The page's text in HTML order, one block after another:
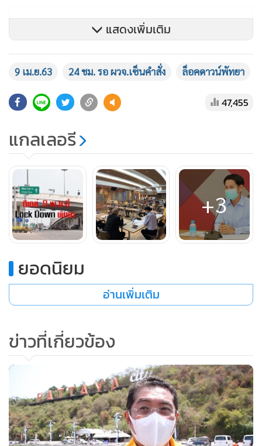
และยังมีมติกำหนดให้ปิดทางเข้า-ออก ตั้งแต่บริเวณแยกกระทิง
และไปกลับรถเพื่อมุ่งหน้าเข้าสู่ถนนเลียบทางรถไฟ โดยไม่
อนุญาตให้ใช้เส้นทางบนถนนสุขุมวิทผ่านเข้าตัวเมืองพัทยา
สำนักงานอัยการ เขต 2 และบังคับให้เลี้ยวขวาเพื่อไปใช้เส้นทาง
ถนนเลียบทางรถไฟเพื่อมุ่งหน้าสู่แยกกระทิงราย โดยไม่อนุญาต
ให้สัญจรผ่านบนถนนสุขุมวิทเช่นเดียวกัน
กรณีประชาชนที่มีบ้านพักอาศัยอยู่ในพื้นที่หรือประกอบอาชีพ
ในเขตเมืองพัทยา จะมีการจัดตั้งจุดคัดกรองที่เข้มข้นด้วยการ
แสดงเพิ่มเติม
9 เม.ย.63 24 ชม. รอ ผวจ.เซ็นคำสั่ง ล็อคดาวน์พัทยา
47,455
แกลเลอรี
+3
ยอดนิยม
อ่านเพิ่มเติม
ข่าวที่เกี่ยวข้อง